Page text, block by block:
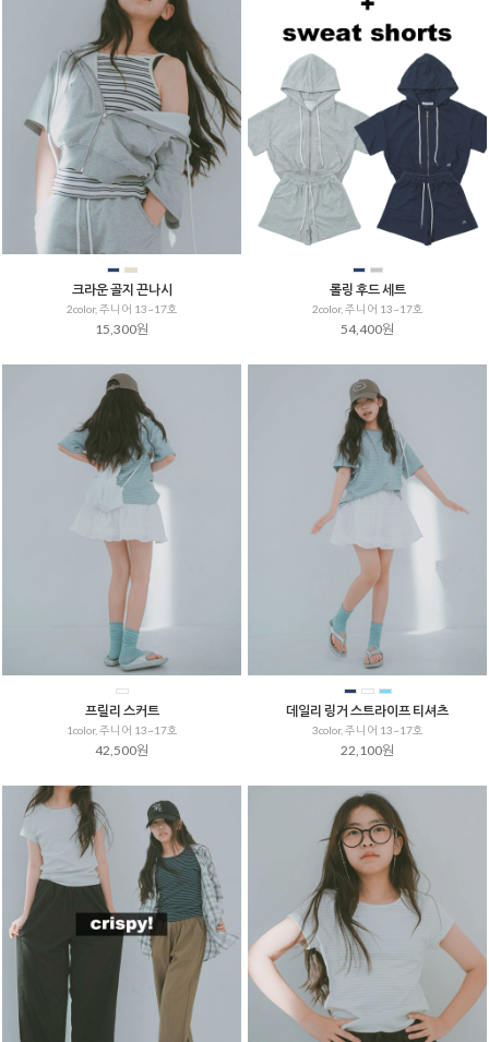
크라운 골지 끈나시
2color, 주니어 13~17호
15,300원
롤링 후드 세트
2color, 주니어 13~17호
54,400원
프릴리 스커트
1color, 주니어 13~17호
42,500원
데일리 링거 스트라이프 티셔츠
3color, 주니어 13~17호
22,100원